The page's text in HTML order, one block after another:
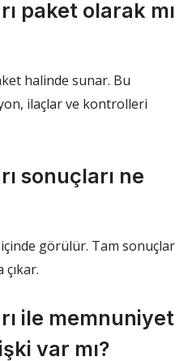
paket olarak mı
halinde sunar. Bu
ilaçlar ve kontrolleri
sonuçları ne
görülür. Tam sonuçlar
ile memnuniyet
var mı?